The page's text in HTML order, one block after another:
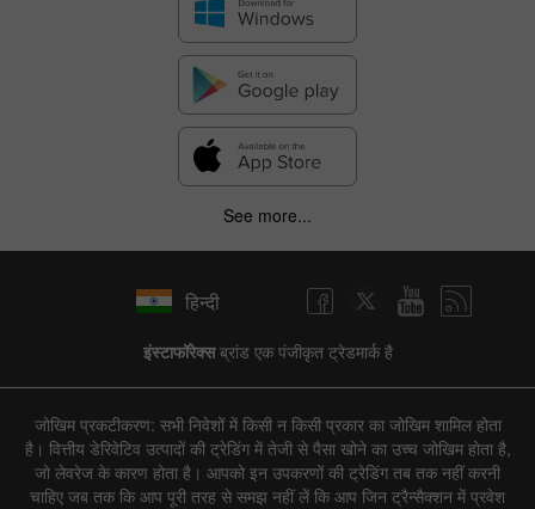
See more...
हिन्दी
इंस्टाफॉरेक्सब्रांड एक पंजीकृत ट्रेडमार्क है
जोखिम प्रकटीकरण: सभी निवेशों में किसी न किसी प्रकार का जोखिम शामिल होता
है। वित्तीय डेरिवेटिव उत्पादों की ट्रेडिंग में तेजी से पैसा खोने का उच्च जोखिम होता है,
जो लेवरेज के कारण होता है। आपको इन उपकरणों की ट्रेडिंग तब तक नहीं करनी
चाहिए जब तक कि आप पूरी तरह से समझ नहीं लें कि आप जिन ट्रैन्सैक्शन में प्रवेश